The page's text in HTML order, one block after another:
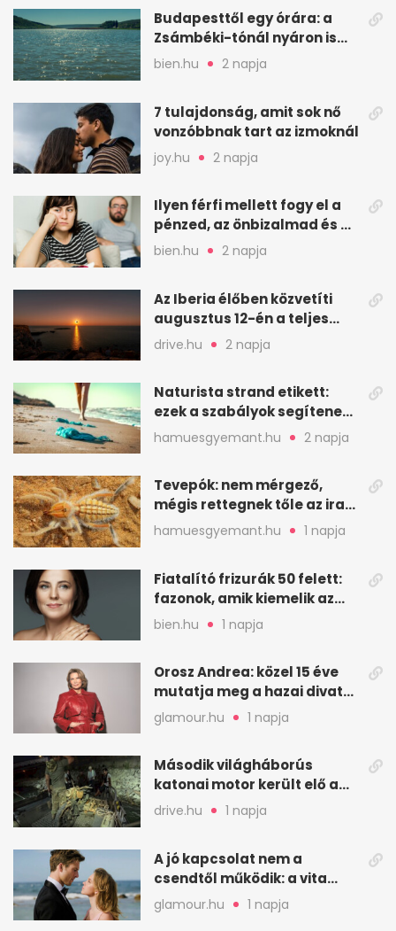
Budapesttől egy órára: a
Zsámbéki-tónál nyáron is
van hely
bien.hu 2 napja
7 tulajdonság, amit sok nő
vonzóbbnak tart az izmoknál
joy.hu 2 napja
Ilyen férfi mellett fogy el a
pénzed, az önbizalmad és a
nyugalmad
bien.hu 2 napja
Az Iberia élőben közvetíti
augusztus 12-én a teljes
napfogyatkozást
drive.hu 2 napja
Naturista strand etikett:
ezek a szabályok segítenek
komfortosan lenni
hamuesgyemant.hu 2 napja
Tevepók: nem mérgező,
mégis rettegnek tőle az iraki
sivatagban
hamuesgyemant.hu 1 napja
Fiatalító frizurák 50 felett:
fazonok, amik kiemelik az
arcodat
bien.hu 1 napja
Orosz Andrea: közel 15 éve
mutatja meg a hazai divat
arcait
glamour.hu 1 napja
Második világháborús
katonai motor került elő a
Dunából a Batthyány térnél
drive.hu 1 napja
A jó kapcsolat nem a
csendtől működik: a vita
néha egészséges jel
glamour.hu 1 napja